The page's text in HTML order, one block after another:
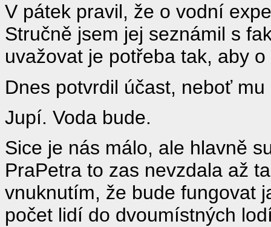
V pátek pravil, že o vodní
Stručně jsem jej seznámil s
uvažovat je potřeba tak, aby
Dnes potvrdil účast, neboť
Jupí. Voda bude.
Sice je nás málo, ale hlavně
PraPetra to zas nevzdala až
vnuknutím, že bude fungovat
počet lidí do dvoumístných